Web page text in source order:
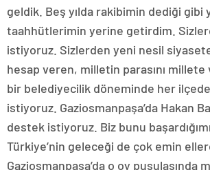
geldik. Beş yılda rakibimin dediği gibi
taahhütlerimin yerine getirdim.
istiyoruz. Sizlerden yeni nesil
hesap veren, milletin parasını
bir belediyecilik döneminde her
istiyoruz. Gaziosmanpaşa’da Hakan
destek istiyoruz. Biz bunu
Türkiye’nin geleceği de çok emin
Gaziosmanpaşa’da o oy pusulasında